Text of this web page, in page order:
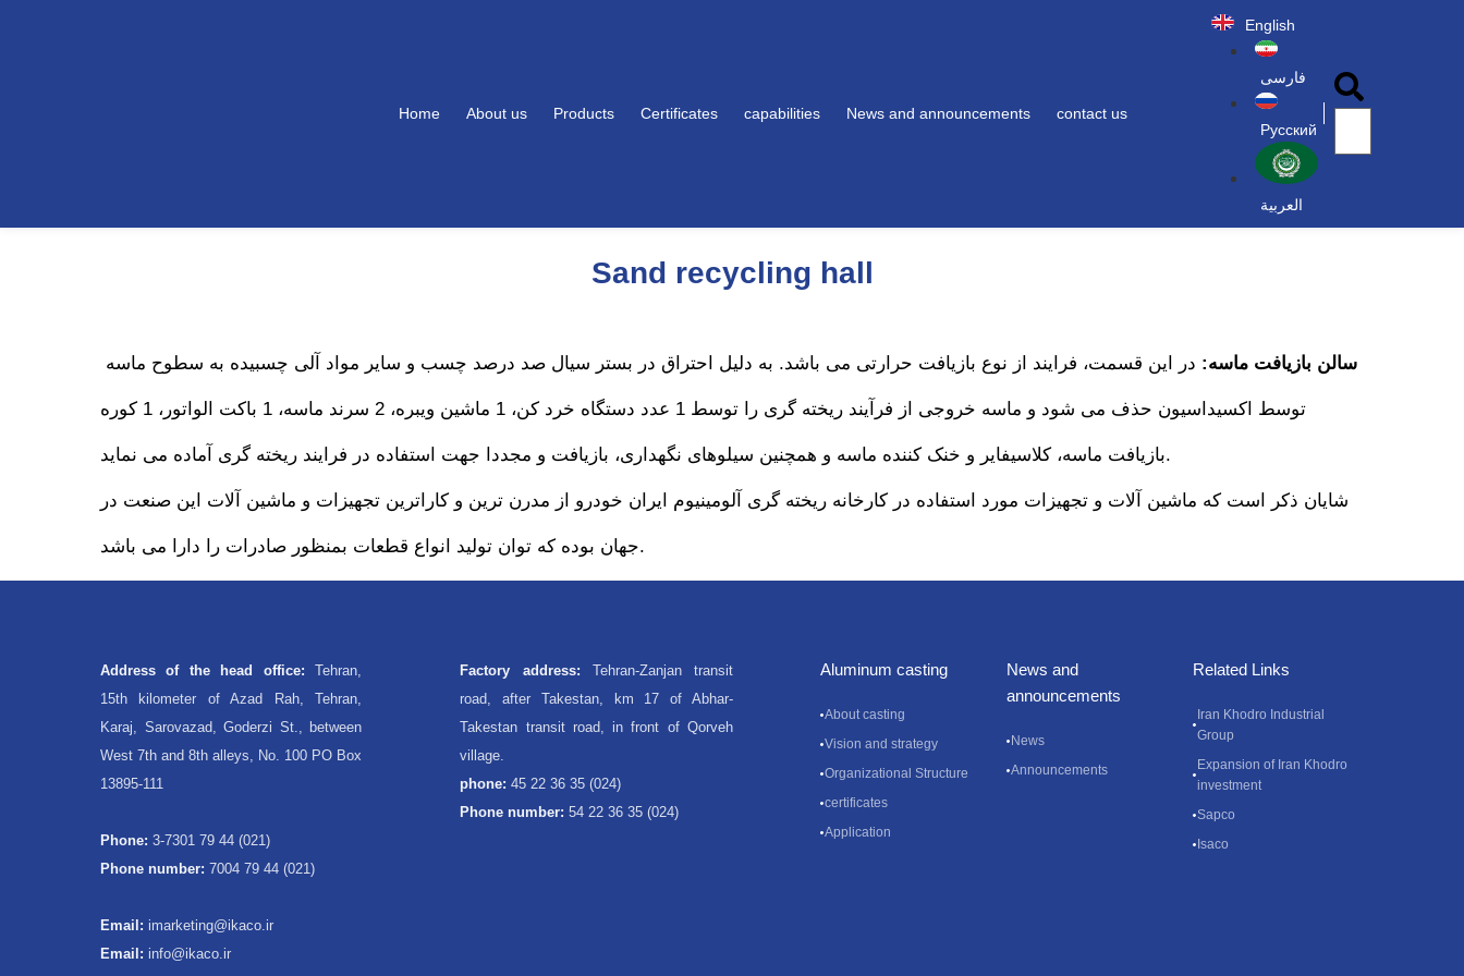
Home About us Products Certificates capabilities News and announcements contact us
English
فارسی
Русский
العربية
Sand recycling hall
سالن بازیافت ماسه: در این قسمت، فرایند از نوع بازیافت حرارتی می باشد. به دلیل احتراق در بستر سیال صد درصد چسب و سایر مواد آلی چسبیده به سطوح ماسه
توسط اکسیداسیون حذف می شود و ماسه خروجی از فرآیند ریخته گری را توسط 1 عدد دستگاه خرد کن، 1 ماشین ویبره، 2 سرند ماسه، 1 باکت الواتور، 1 کوره
بازیافت ماسه، کلاسیفایر و خنک کننده ماسه و همچنین سیلوهای نگهداری، بازیافت و مجددا جهت استفاده در فرایند ریخته گری آماده می نماید.
شایان ذکر است كه ماشين آلات و تجهيزات مورد استفاده در کارخانه ریخته گری آلومینیوم ایران خودرو از مدرن ترين و کاراترين تجهيزات و ماشين آلات اين صنعت در
جهان بوده که توان توليد انواع قطعات بمنظور صادرات را دارا می باشد.
Address of the head office:Tehran,
15th kilometer of Azad Rah, Tehran,
Karaj, Sarovazad, Goderzi St., between
West 7th and 8th alleys, No. 100 PO Box
13895-111
Phone: 3-7301 79 44 (021)
Phone number: 7004 79 44 (021)
Email: imarketing@ikaco.ir
Email: info@ikaco.ir
Factory address: Tehran-Zanjan transit
road, after Takestan, km 17 of Abhar-
Takestan transit road, in front of Qorveh
village.
phone: 45 22 36 35 (024)
Phone number: 54 22 36 35 (024)
Aluminum casting
About casting
Vision and strategy
Organizational Structure
certificates
Application
News and
announcements
News
Announcements
Related Links
Iran Khodro Industrial
Group
Expansion of Iran Khodro
investment
Sapco
Isaco